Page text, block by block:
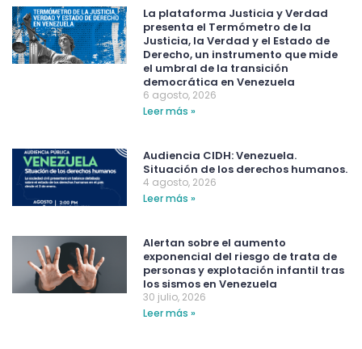
La plataforma Justicia y Verdad
presenta el Termómetro de la
Justicia, la Verdad y el Estado de
Derecho, un instrumento que mide
el umbral de la transición
democrática en Venezuela
6 agosto, 2026
Leer más »
Audiencia CIDH: Venezuela.
Situación de los derechos humanos.
4 agosto, 2026
Leer más »
Alertan sobre el aumento
exponencial del riesgo de trata de
personas y explotación infantil tras
los sismos en Venezuela
30 julio, 2026
Leer más »